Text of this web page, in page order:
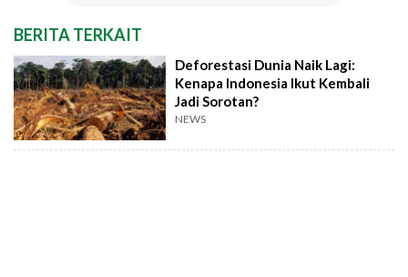
BERITA TERKAIT
Deforestasi Dunia Naik Lagi:
Kenapa Indonesia Ikut Kembali
Jadi Sorotan?
NEWS